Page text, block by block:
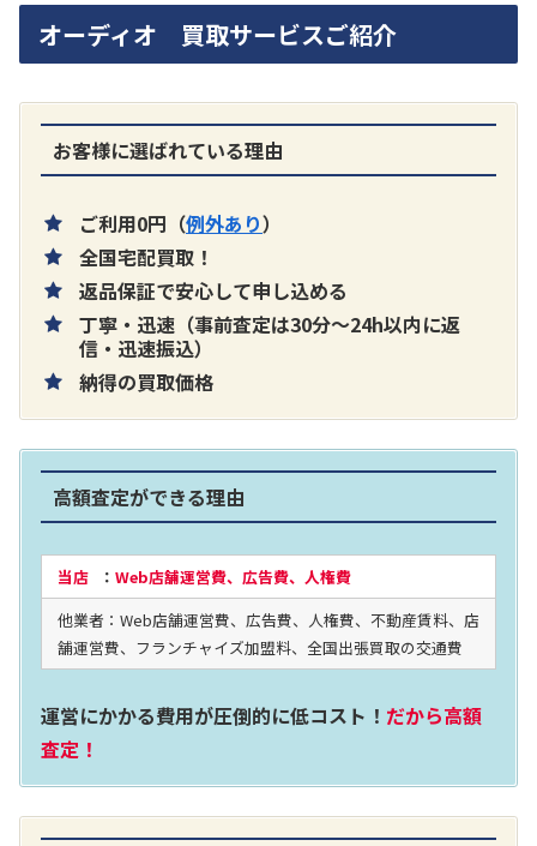
買取価格：お問合せください
SONY
片耳巻き取りイヤホン内蔵ラジオ SRF-
2024年12月更新 オーディオ買取価格
LUXKIT
オーディオ 買取サービスご紹介
お客様に選ばれている理由
ご利用0円（例外あり）
全国宅配買取！
返品保証で安心して申し込める
丁寧・迅速（事前査定は30分～24h以内に返
信・迅速振込）
納得の買取価格
高額査定ができる理由
当店： Web店舗運営費、広告費、人権費
他業者：Web店舗運営費、広告費、人権費、不動産賃料、店
舗運営費、フランチャイズ加盟料、全国出張買取の交通費
運営にかかる費用が圧倒的に低コスト！ だから高額
査定！